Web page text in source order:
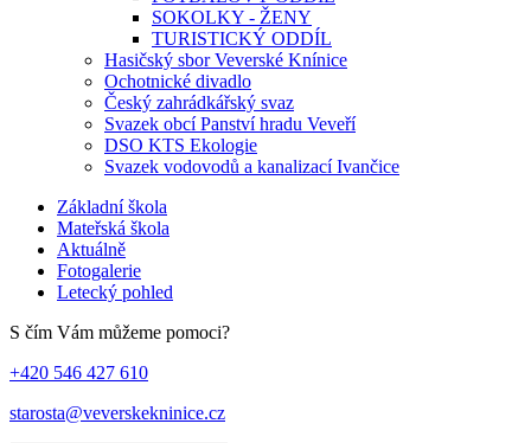
SOKOLKY - ŽENY
TURISTICKÝ ODDÍL
Hasičský sbor Veverské Knínice
Ochotnické divadlo
Český zahrádkářský svaz
Svazek obcí Panství hradu Veveří
DSO KTS Ekologie
Svazek vodovodů a kanalizací Ivančice
Základní škola
Mateřská škola
Aktuálně
Fotogalerie
Letecký pohled
S čím Vám můžeme pomoci?
+420 546 427 610
starosta@veverskekninice.cz